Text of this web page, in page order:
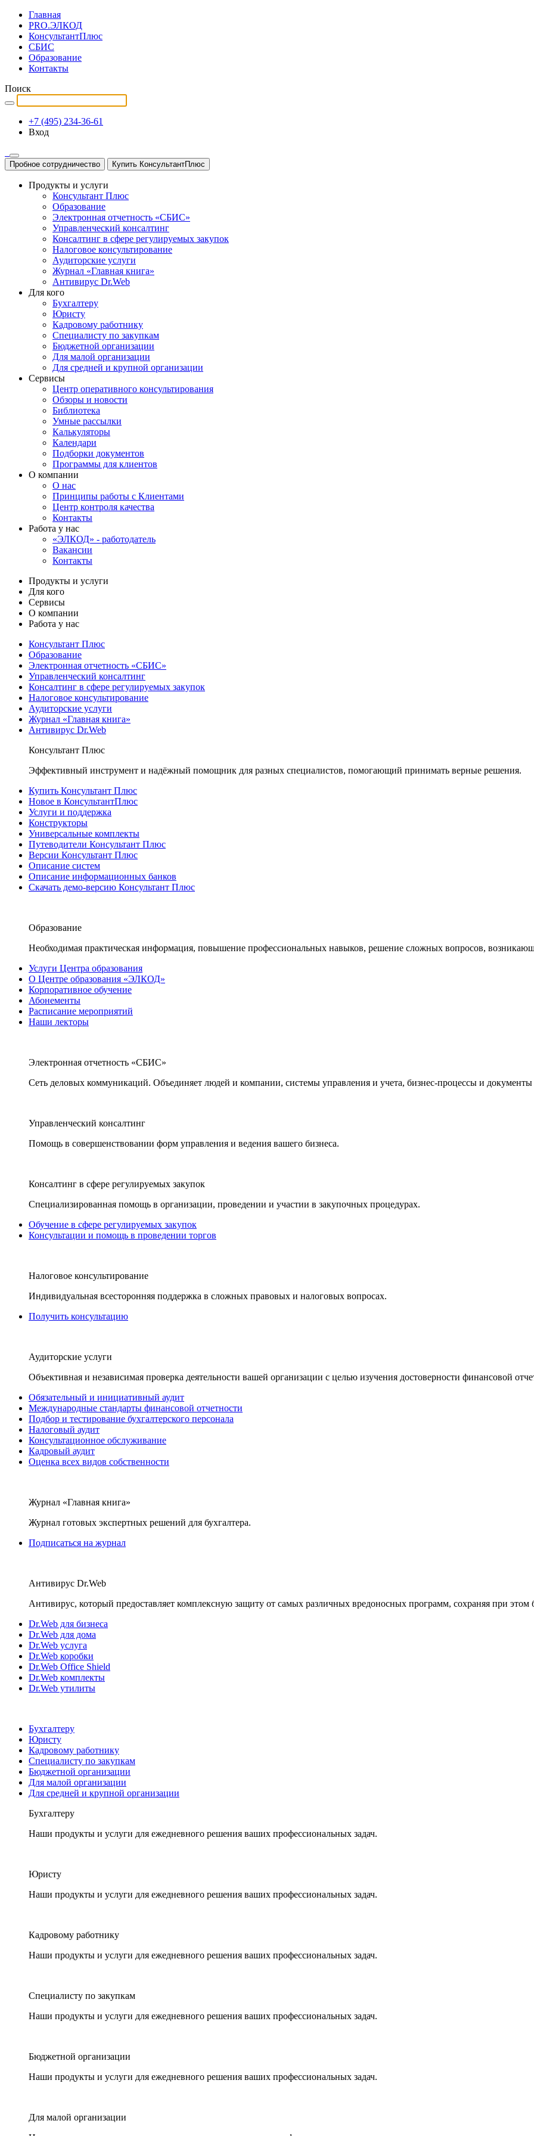
Главная
PRO.ЭЛКОД
КонсультантПлюс
СБИС
Образование
Контакты
Поиск
+7 (495) 234-36-61
Вход
Пробное сотрудничество Купить КонсультантПлюс
Продукты и услуги
Консультант Плюс
Образование
Электронная отчетность «СБИС»
Управленческий консалтинг
Консалтинг в сфере регулируемых закупок
Налоговое консультирование
Аудиторские услуги
Журнал «Главная книга»
Антивирус Dr.Web
Для кого
Бухгалтеру
Юристу
Кадровому работнику
Специалисту по закупкам
Бюджетной организации
Для малой организации
Для средней и крупной организации
Сервисы
Центр оперативного консультирования
Обзоры и новости
Библиотека
Умные рассылки
Калькуляторы
Календари
Подборки документов
Программы для клиентов
О компании
О нас
Принципы работы с Клиентами
Центр контроля качества
Контакты
Работа у нас
«ЭЛКОД» - работодатель
Вакансии
Контакты
Продукты и услуги
Для кого
Сервисы
О компании
Работа у нас
Консультант Плюс
Образование
Электронная отчетность «СБИС»
Управленческий консалтинг
Консалтинг в сфере регулируемых закупок
Налоговое консультирование
Аудиторские услуги
Журнал «Главная книга»
Антивирус Dr.Web
Консультант Плюс
Эффективный инструмент и надёжный помощник для разных специалистов, помогающий принимать верные решения.
Купить Консультант Плюс
Новое в КонсультантПлюс
Услуги и поддержка
Конструкторы
Универсальные комплекты
Путеводители Консультант Плюс
Версии Консультант Плюс
Описание систем
Описание информационных банков
Скачать демо-версию Консультант Плюс
Образование
Необходимая практическая информация, повышение профессиональных навыков, решение сложных вопросов,
Услуги Центра образования
О Центре образования «ЭЛКОД»
Корпоративное обучение
Абонементы
Расписание мероприятий
Наши лекторы
Электронная отчетность «СБИС»
Сеть деловых коммуникаций. Объединяет людей и компании, системы управления и учета, бизнес-процессы и документы
Управленческий консалтинг
Помощь в совершенствовании форм управления и ведения вашего бизнеса.
Консалтинг в сфере регулируемых закупок
Специализированная помощь в организации, проведении и участии в закупочных процедурах.
Обучение в сфере регулируемых закупок
Консультации и помощь в проведении торгов
Налоговое консультирование
Индивидуальная всесторонняя поддержка в сложных правовых и налоговых вопросах.
Получить консультацию
Аудиторские услуги
Объективная и независимая проверка деятельности вашей организации с целью изучения достоверности финансовой
Обязательный и инициативный аудит
Международные стандарты финансовой отчетности
Подбор и тестирование бухгалтерского персонала
Налоговый аудит
Консультационное обслуживание
Кадровый аудит
Оценка всех видов собственности
Журнал «Главная книга»
Журнал готовых экспертных решений для бухгалтера.
Подписаться на журнал
Антивирус Dr.Web
Антивирус, который предоставляет комплексную защиту от самых различных вредоносных программ, сохраняя при этом
Dr.Web для бизнеса
Dr.Web для дома
Dr.Web услуга
Dr.Web коробки
Dr.Web Office Shield
Dr.Web комплекты
Dr.Web утилиты
Бухгалтеру
Юристу
Кадровому работнику
Специалисту по закупкам
Бюджетной организации
Для малой организации
Для средней и крупной организации
Бухгалтеру
Наши продукты и услуги для ежедневного решения ваших профессиональных задач.
Юристу
Наши продукты и услуги для ежедневного решения ваших профессиональных задач.
Кадровому работнику
Наши продукты и услуги для ежедневного решения ваших профессиональных задач.
Специалисту по закупкам
Наши продукты и услуги для ежедневного решения ваших профессиональных задач.
Бюджетной организации
Наши продукты и услуги для ежедневного решения ваших профессиональных задач.
Для малой организации